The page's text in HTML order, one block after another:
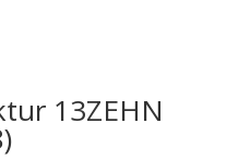
13ZEHN